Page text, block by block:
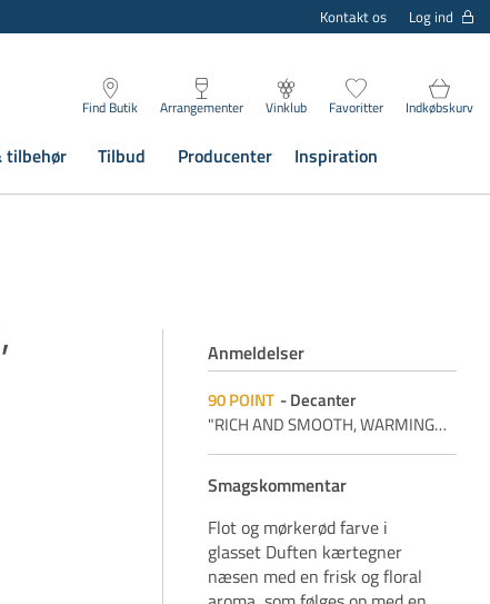
Kontakt os Log ind
Find Butik Arrangementer Vinklub Favoritter Indkøbskurv
tilbehør Tilbud Producenter Inspiration
Anmeldelser
90POINT
Decanter
"RICH AND SMOOTH, WARMING…
Smagskommentar
Flot og mørkerød farve i
glasset Duften kærtegner
næsen med en frisk og floral